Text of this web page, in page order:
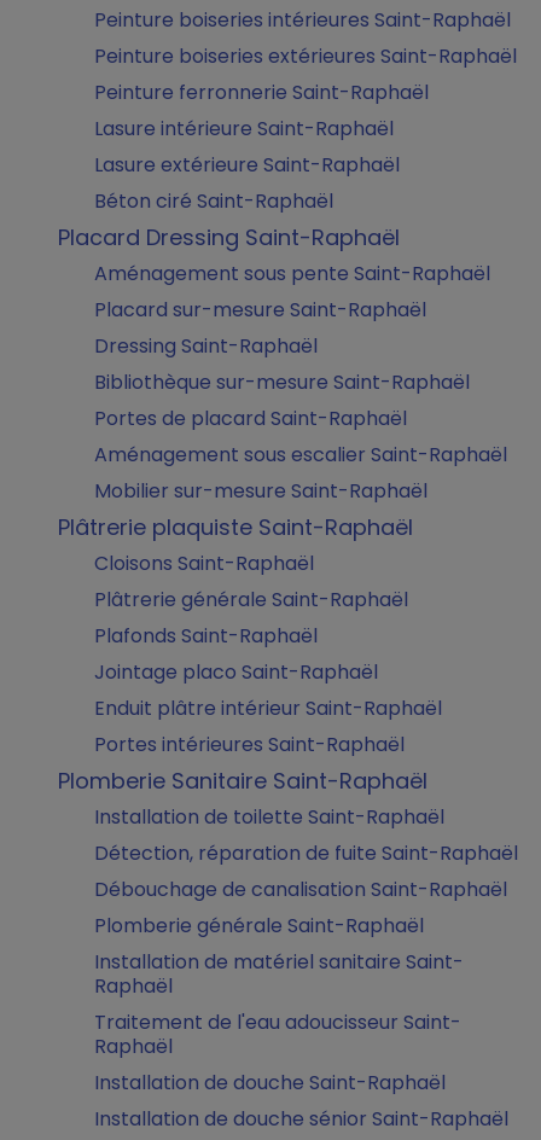
Peinture boiseries intérieures Saint-Raphaël
Peinture boiseries extérieures Saint-Raphaël
Peinture ferronnerie Saint-Raphaël
Lasure intérieure Saint-Raphaël
Lasure extérieure Saint-Raphaël
Béton ciré Saint-Raphaël
Placard Dressing Saint-Raphaël
Aménagement sous pente Saint-Raphaël
Placard sur-mesure Saint-Raphaël
Dressing Saint-Raphaël
Bibliothèque sur-mesure Saint-Raphaël
Portes de placard Saint-Raphaël
Aménagement sous escalier Saint-Raphaël
Mobilier sur-mesure Saint-Raphaël
Plâtrerie plaquiste Saint-Raphaël
Cloisons Saint-Raphaël
Plâtrerie générale Saint-Raphaël
Plafonds Saint-Raphaël
Jointage placo Saint-Raphaël
Enduit plâtre intérieur Saint-Raphaël
Portes intérieures Saint-Raphaël
Plomberie Sanitaire Saint-Raphaël
Installation de toilette Saint-Raphaël
Détection, réparation de fuite Saint-Raphaël
Débouchage de canalisation Saint-Raphaël
Plomberie générale Saint-Raphaël
Installation de matériel sanitaire Saint-
Raphaël
Traitement de l'eau adoucisseur Saint-
Raphaël
Installation de douche Saint-Raphaël
Installation de douche sénior Saint-Raphaël